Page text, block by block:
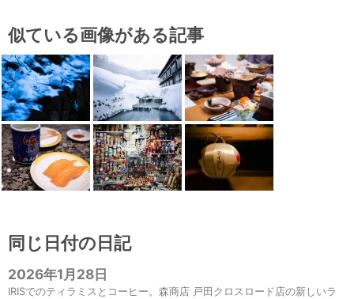
似ている画像がある記事
同じ日付の日記
2026年1月28日
IRISでのティラミスとコーヒー。森商店 戸田クロスロード店の新しいラ